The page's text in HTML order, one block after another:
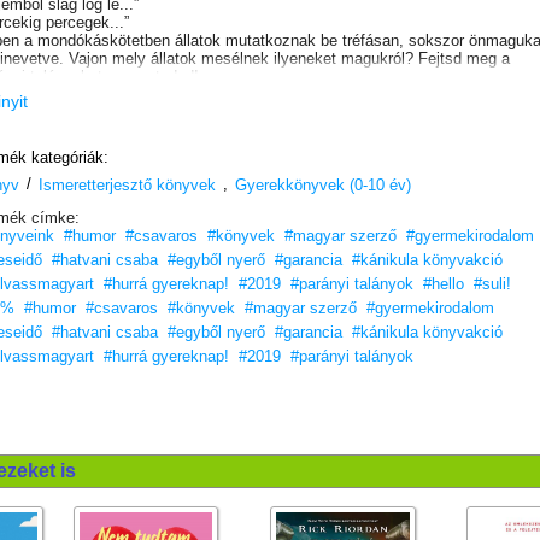
slag lóg le...”
percegek...”
a mondókáskötetben állatok mutatkoznak be tréfásan, sokszor
Vajon mely állatok mesélnek ilyeneket magukról? Fejtsd meg a
talányokat, s megtudod!
hagyományt követ Hatvani Csaba, amikor szemrevételezi az állatokat. Ám
tud újat mondani, mert más szemmel, egy kicsit ferde szemmel, néha
foglalt kandi pillantásokat, fülelünk a muzsikáló rímekre, és úgy érezzük,
vidám a világ, és jó benne élni!”
István
kategóriák:
/ Ismeretterjesztő könyvek , Gyerekkönyvek (0-10 év)
címke:
#humor #csavaros #könyvek #magyar szerző #gyermekirodalom
#hatvani csaba #egyből nyerő #garancia #kánikula könyvakció
#hurrá gyereknap! #2019 #parányi talányok #hello #suli!
#humor #csavaros #könyvek #magyar szerző #gyermekirodalom
#hatvani csaba #egyből nyerő #garancia #kánikula könyvakció
#hurrá gyereknap! #2019 #parányi talányok
is